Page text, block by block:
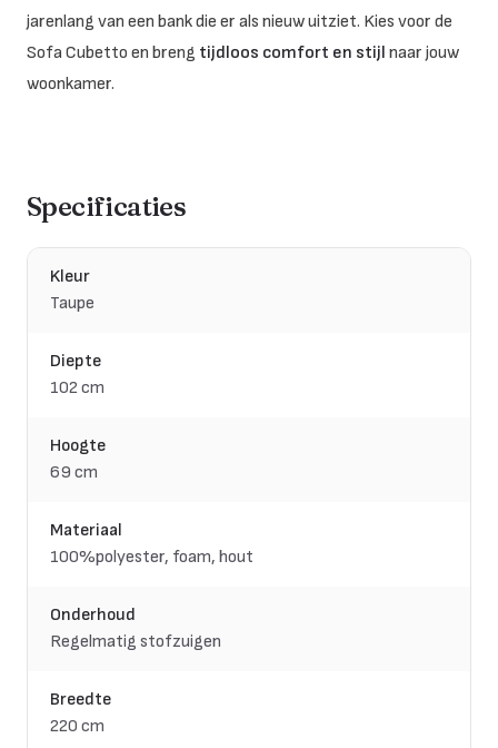
jarenlang van een bank die er als nieuw uitziet. Kies voor de
Sofa Cubetto en breng tijdloos comfort en stijl naar jouw
woonkamer.
Specificaties
Kleur
Taupe
Diepte
102 cm
Hoogte
69 cm
Materiaal
100%polyester, foam, hout
Onderhoud
Regelmatig stofzuigen
Breedte
220 cm